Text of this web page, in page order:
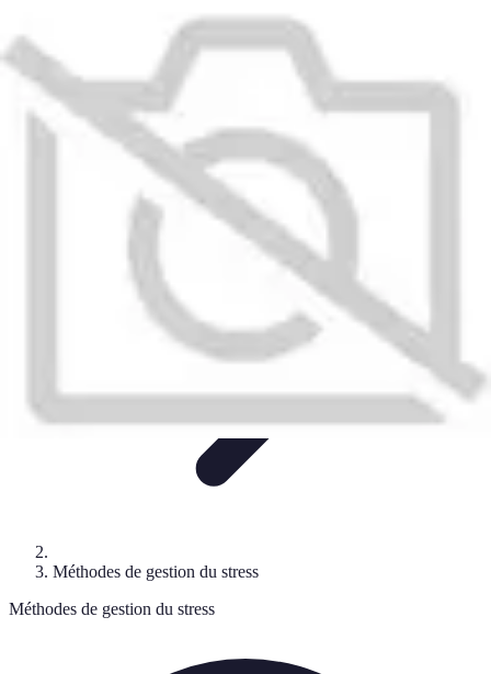
Sport et Bien-être
Techniques de gestion du stress
OutilsGestion du Stress Techniques de Gestion
Stress Maîtrise
Méthodes de gestion du stress
Méthodes de gestion du stress